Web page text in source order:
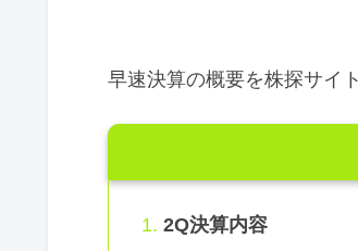
早速決算の概要を株探サイ
2Q決算内容